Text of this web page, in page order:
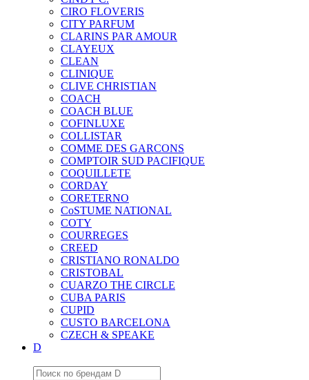
CIRO FLOVERIS
CITY PARFUM
CLARINS PAR AMOUR
CLAYEUX
CLEAN
CLINIQUE
CLIVE CHRISTIAN
COACH
COACH BLUE
COFINLUXE
COLLISTAR
COMME DES GARCONS
COMPTOIR SUD PACIFIQUE
COQUILLETE
CORDAY
CORETERNO
CoSTUME NATIONAL
COTY
COURREGES
CREED
CRISTIANO RONALDO
CRISTOBAL
CUARZO THE CIRCLE
CUBA PARIS
CUPID
CUSTO BARCELONA
CZECH & SPEAKE
D